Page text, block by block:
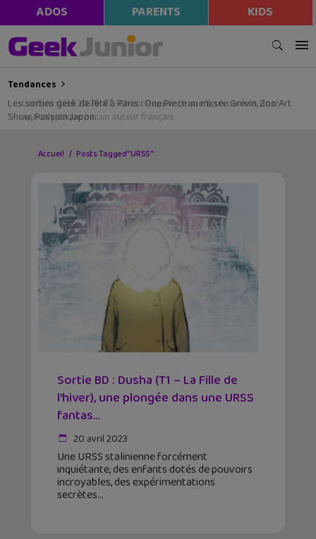
ADOS PARENTS KIDS
Tendances
Les sorties geek de l’été à Paris : One Piece au musée Grévin, Zoo Art
Show, Passion Japon…
Accueil Posts Tagged "URSS"
Sortie BD : Dusha (T1 – La Fille de
l’hiver), une plongée dans une URSS
fantas...
20 avril 2023
Une URSS stalinienne forcément
inquiétante, des enfants dotés de pouvoirs
incroyables, des expérimentations
secrètes